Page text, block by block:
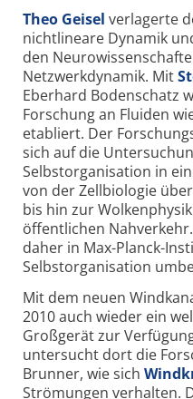
Theo Geisel verlagerte
nichtlineare Dynamik
den
Netzwerkdynamik. Mit
Eberhard Bodenschatz
Forschung an Fluiden
etabliert. Der
sich auf die
Selbstorganisation in
von der Zellbiologie
bis hin zur
öffentlichen
daher in Max-Planck-
Selbstorganisation
Mit dem neuen
2010 auch wieder ein
Großgerät zur
untersucht dort die
Brunner, wie sich
Strömungen verhalten.